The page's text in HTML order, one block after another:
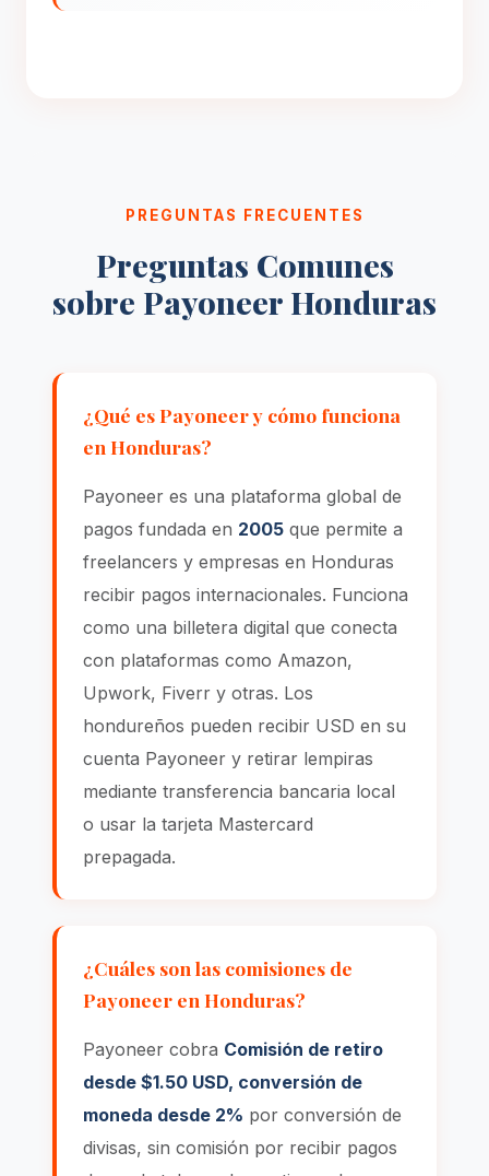
PREGUNTAS FRECUENTES
Preguntas Comunes
sobre Payoneer Honduras
¿Qué es Payoneer y cómo funciona
en Honduras?
Payoneer es una plataforma global de
pagos fundada en 2005 que permite a
freelancers y empresas en Honduras
recibir pagos internacionales. Funciona
como una billetera digital que conecta
con plataformas como Amazon,
Upwork, Fiverr y otras. Los
hondureños pueden recibir USD en su
cuenta Payoneer y retirar lempiras
mediante transferencia bancaria local
o usar la tarjeta Mastercard
prepagada.
¿Cuáles son las comisiones de
Payoneer en Honduras?
Payoneer cobra Comisión de retiro
desde $1.50 USD, conversión de
moneda desde 2% por conversión de
divisas, sin comisión por recibir pagos